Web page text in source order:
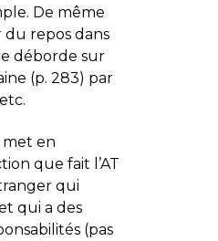
De même
du repos dans
déborde sur
(p. 283) par
met en
que fait l’AT
qui
qui a des
(pas